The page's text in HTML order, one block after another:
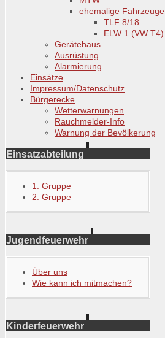
ehemalige Fahrzeuge
TLF 8/18
ELW 1 (VW T4)
Gerätehaus
Ausrüstung
Alarmierung
Einsätze
Impressum/Datenschutz
Bürgerecke
Wetterwarnungen
Rauchmelder-Info
Warnung der Bevölkerung
Einsatzabteilung
1. Gruppe
2. Gruppe
Jugendfeuerwehr
Über uns
Wie kann ich mitmachen?
Kinderfeuerwehr